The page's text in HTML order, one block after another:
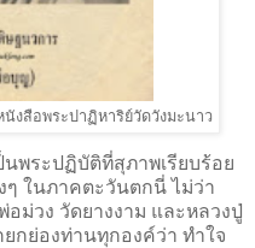
งสือพระปาฏิหาริย์วัดวังมะนาว
นพระปฏิบัติที่สุภาพเรียบร้อย
ในภาคตะวันตกนี่ ไม่ว่า
ม่วง วัดยางงาม และหลวงปู่
ยกย่องท่านทุกองค์ว่า ทำใจ